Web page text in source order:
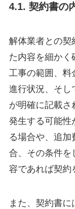
4.1. 契約書の
解体業者との契
た内容を細かく
工事の範囲、料
進行状況、そし
が明確に記載さ
発生する可能性
る場合や、追
合、その条件を
容であれば契約
また、契約書